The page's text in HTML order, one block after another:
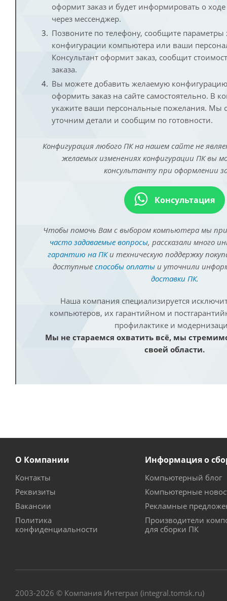
оформит заказ и будет информировать о
через мессенджер.
Позвоните по телефону, сообщите
конфигурации компьютера или ваши
Консультант оформит заказ, сообщит
заказа.
Вы можете добавить желаемую
оформить заказ на сайте самостоятельно. В
укажите ваши персональные пожелания. Мы
уточним детали и сообщим по готовности.
Конфигурация любого ПК на нашем сайте не
желаемых изменениях конфигурации ПК вы
консультанту при оформлении
Консультация
Чтобы помочь Вам с выбором компьютера мы
часто задаваемые вопросы, рассказали много
гарантию на ПКи техническую поддержку
доступные способы оплатыи уточнили
доставки ПК.
Наша компания специализируется
компьютеров, их гарантийном и
профилактике и
Мы не стараемся охватить всё, мы
своей области.
О Компании
Контакты
Реквизиты
Вакансии
Политика
конфиденциальности
Информация о
Компьютерный блог
Компьютерные
Рекламные
Производители
для сборки ПК
2003-2026 © Компания Интеграл (integral.tomsk.ru)